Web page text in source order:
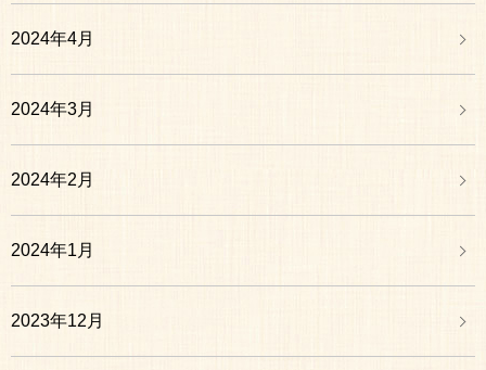
2024年4月
2024年3月
2024年2月
2024年1月
2023年12月